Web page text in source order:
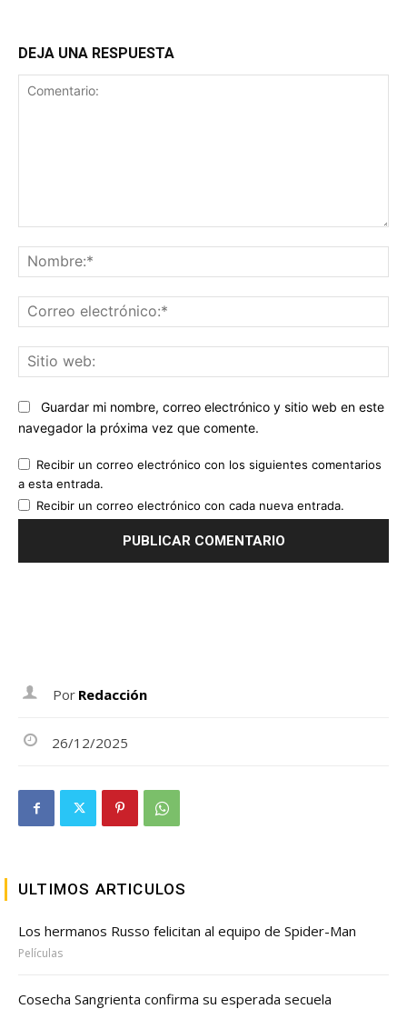
DEJA UNA RESPUESTA
Guardar mi nombre, correo electrónico y sitio web en este
navegador la próxima vez que comente.
Recibir un correo electrónico con los siguientes comentarios
a esta entrada.
Recibir un correo electrónico con cada nueva entrada.
Por Redacción
26/12/2025
ULTIMOS ARTICULOS
Los hermanos Russo felicitan al equipo de Spider-Man
Películas
Cosecha Sangrienta confirma su esperada secuela